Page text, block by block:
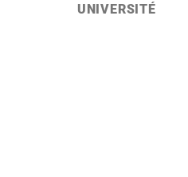
UNIVERSITÉ